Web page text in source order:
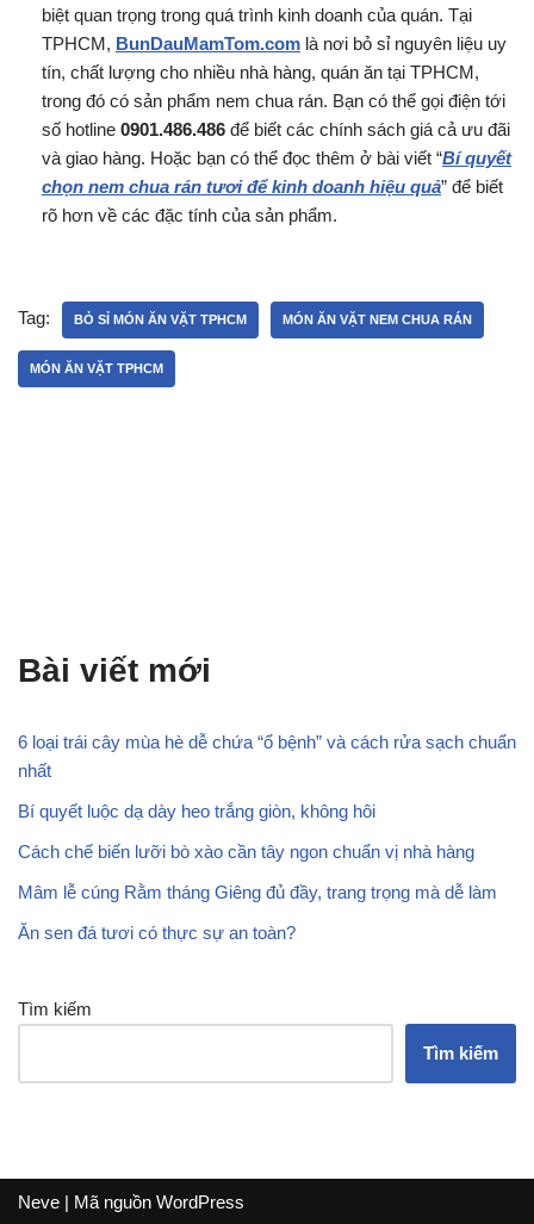
biệt quan trọng trong quá trình kinh doanh của quán. Tại
TPHCM, BunDauMamTom.com là nơi bỏ sỉ nguyên liệu uy
tín, chất lượng cho nhiều nhà hàng, quán ăn tại TPHCM,
trong đó có sản phẩm nem chua rán. Bạn có thể gọi điện tới
số hotline 0901.486.486 để biết các chính sách giá cả ưu đãi
và giao hàng. Hoặc bạn có thể đọc thêm ở bài viết “Bí quyết
chọn nem chua rán tươi để kinh doanh hiệu quả” để biết
rõ hơn về các đặc tính của sản phẩm.
Tag: BỎ SỈ MÓN ĂN VẶT TPHCM MÓN ĂN VẶT NEM CHUA RÁN
MÓN ĂN VẶT TPHCM
Bài viết mới
6 loại trái cây mùa hè dễ chứa “ổ bệnh” và cách rửa sạch chuẩn
nhất
Bí quyết luộc dạ dày heo trắng giòn, không hôi
Cách chế biến lưỡi bò xào cần tây ngon chuẩn vị nhà hàng
Mâm lễ cúng Rằm tháng Giêng đủ đầy, trang trọng mà dễ làm
Ăn sen đá tươi có thực sự an toàn?
Tìm kiếm
Tìm kiếm
Neve | Mã nguồn WordPress